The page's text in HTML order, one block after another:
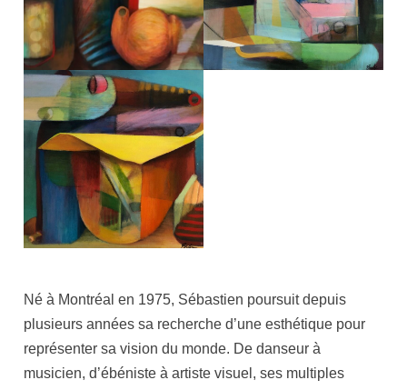
Né à Montréal en 1975, Sébastien poursuit depuis
plusieurs années sa recherche d’une esthétique pour
représenter sa vision du monde. De danseur à
musicien, d’ébéniste à artiste visuel, ses multiples